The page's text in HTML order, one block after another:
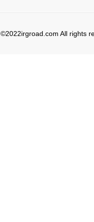
©2022irgroad.com All rights